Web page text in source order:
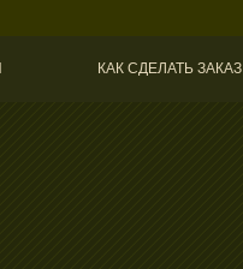
КАК СДЕЛАТЬ ЗАКАЗ